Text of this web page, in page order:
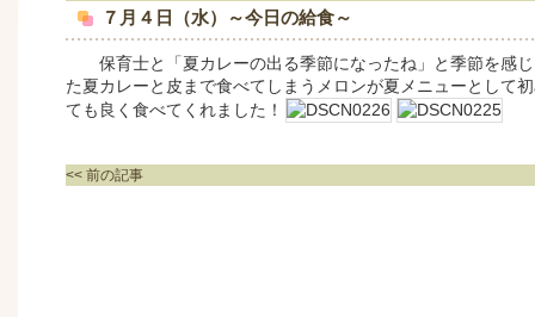
７月４日（水）～今日の給食～
保育士と「夏カレーの出る季節になったね」と季節を感じ
た夏カレーと皮まで食べてしまうメロンが夏メニューとして
ても良く食べてくれました！
<< 前の記事